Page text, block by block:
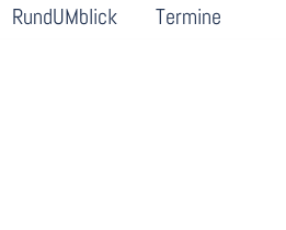
RundUMblick Termine